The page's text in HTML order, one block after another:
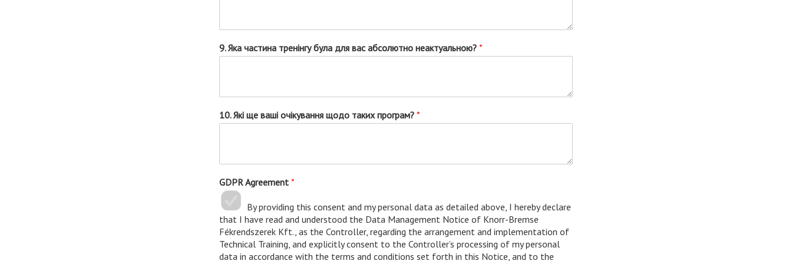
9. Яка частина тренінгу була для вас абсолютно неактуальною? *
10. Які ще ваші очікування щодо таких програм? *
GDPR Agreement *
By providing this consent and my personal data as detailed above, I hereby declare
that I have read and understood the Data Management Notice of Knorr-Bremse
Fékrendszerek Kft., as the Controller, regarding the arrangement and implementation of
Technical Training, and explicitly consent to the Controller’s processing of my personal
data in accordance with the terms and conditions set forth in this Notice, and to the